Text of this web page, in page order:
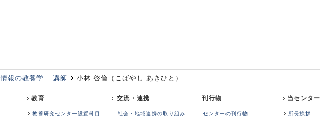
情報の教養学 講師 小林 啓倫（こばやし あきひと）
教育
教養研究センター設置科目
交流・連携
社会・地域連携の取り組み
刊行物
センターの刊行物
当センタ
所長挨拶